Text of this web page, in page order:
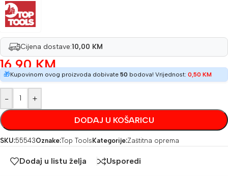
Cijena dostave:10,00 KM
16,90KM
🎁Kupovinom ovog proizvoda dobivate 50 bodova! Vrijednost: 0,50 KM
- +
DODAJ U KOŠARICU
SKU:55543Oznake:Top Tools Kategorije:Zaštitna oprema
Dodaj u listu želja Usporedi